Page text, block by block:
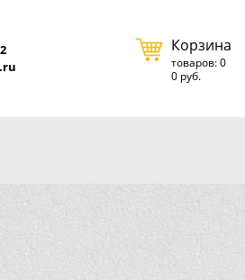
Корзина
товаров: 0
0 руб.